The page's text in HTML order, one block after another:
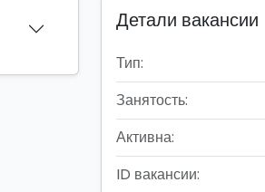
Детали вакансии
Тип:
Занятость:
Активна:
ID вакансии: